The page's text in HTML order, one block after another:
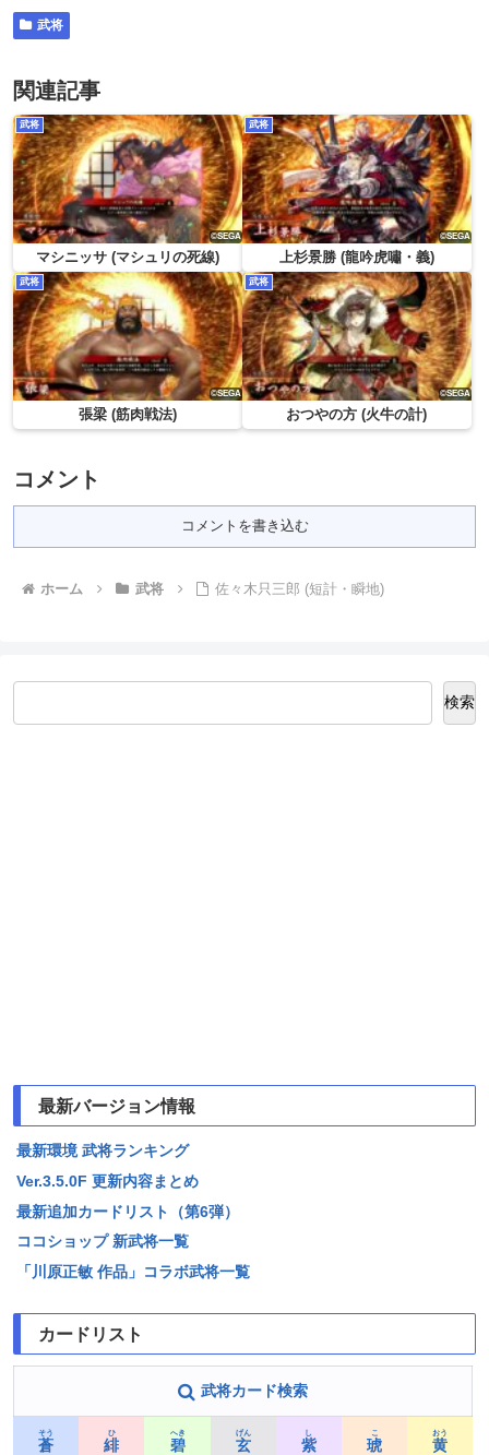
武将
関連記事
武将
マシニッサ (マシュリの死線)
武将
上杉景勝 (龍吟虎嘯・義)
武将
張梁 (筋肉戦法)
武将
おつやの方 (火牛の計)
コメント
コメントを書き込む
ホーム 武将 佐々木只三郎 (短計・瞬地)
検索
最新バージョン情報
最新環境 武将ランキング
Ver.3.5.0F 更新内容まとめ
最新追加カードリスト（第6弾）
ココショップ 新武将一覧
「川原正敏 作品」コラボ武将一覧
カードリスト
武将カード検索
蒼
そう
緋
ひ
碧
へき
玄
げん
紫
し
琥
こ
黄
おう